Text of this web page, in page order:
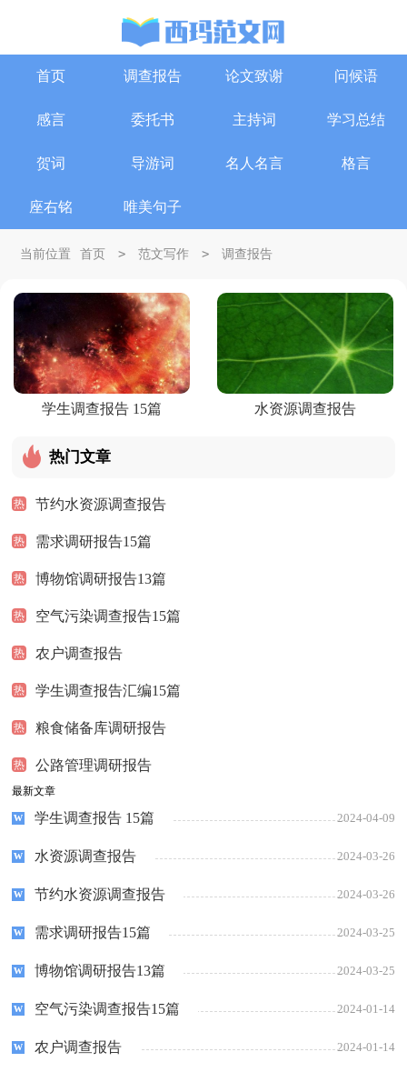
首页 调查报告 论文致谢 问候语
感言 委托书 主持词 学习总结
贺词 导游词 名人名言 格言
座右铭 唯美句子
当前位置 首页 > 范文写作 > 调查报告
学生调查报告 15篇 水资源调查报告
热门文章
热 节约水资源调查报告
热 需求调研报告15篇
热 博物馆调研报告13篇
热 空气污染调查报告15篇
热 农户调查报告
热 学生调查报告汇编15篇
热 粮食储备库调研报告
热 公路管理调研报告
最新文章
学生调查报告 15篇 2024-04-09
水资源调查报告 2024-03-26
节约水资源调查报告 2024-03-26
需求调研报告15篇 2024-03-25
博物馆调研报告13篇 2024-03-25
空气污染调查报告15篇 2024-01-14
农户调查报告 2024-01-14